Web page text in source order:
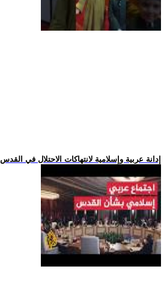
.. إدانة عربية وإسلامية لانتهاكات الاحتلال في القدس